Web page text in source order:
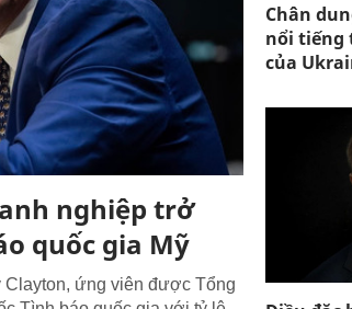
nghiệp trở
quốc gia Mỹ
ứng viên được Tổng
Chân
nổi tiếng
của